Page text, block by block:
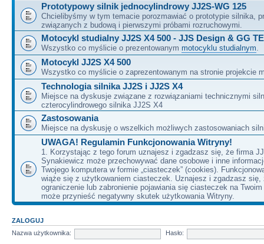
Prototypowy silnik jednocylindrowy JJ2S-WG 125
Chcielibyśmy w tym temacie porozmawiać o prototypie silnika,
związanych z budową i pierwszymi próbami rozruchowymi.
Motocykl studialny JJ2S X4 500 - JJS Design & GG
Wszystko co myślicie o prezentowanym motocyklu studialnym
Motocykl JJ2S X4 500
Wszystko co myślicie o zaprezentowanym na stronie projekcie
Technologia silnika JJ2S i JJ2S X4
Miejsce na dyskusje związane z rozwiązaniami technicznymi
czterocylindrowego silnika JJ2S X4
Zastosowania
Miejsce na dyskusję o wszelkich możliwych zastosowaniach
UWAGA! Regulamin Funkcjonowania Witryny!
1. Korzystając z tego forum uznajesz i zgadzasz się, że firma
Synakiewicz może przechowywać dane osobowe i inne
Twojego komputera w formie „ciasteczek” (cookies).
wiąże się z użytkowaniem ciasteczek. Uznajesz i zgadzasz się,
ograniczenie lub zabronienie pojawiania się ciasteczek na
może przynieść negatywny skutek użytkowania Witryny.
ZALOGUJ
Nazwa użytkownika:
Hasło: